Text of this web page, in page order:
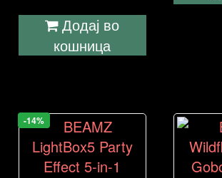
Додај во
кошница
-14%